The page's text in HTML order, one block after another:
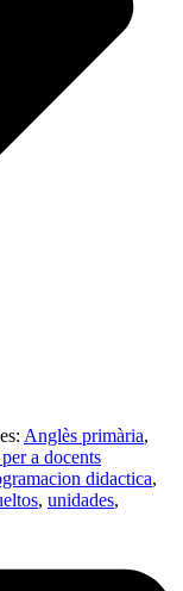
Anglès primària,
a docents
didactica,
, unidades,